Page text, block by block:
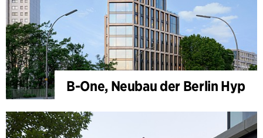
B-One, Neubau der Berlin Hyp